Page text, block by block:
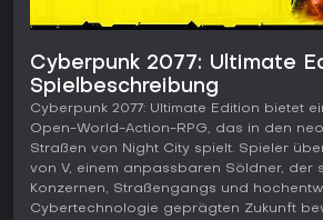
Cyberpunk 2077: Ultimate
Spielbeschreibung
Cyberpunk 2077: Ultimate Edition bietet
Open-World-Action-RPG, das in den
Straßen von Night City spielt. Spieler
von V, einem anpassbaren Söldner, der
Konzernen, Straßengangs und
Cybertechnologie geprägten Zukunft